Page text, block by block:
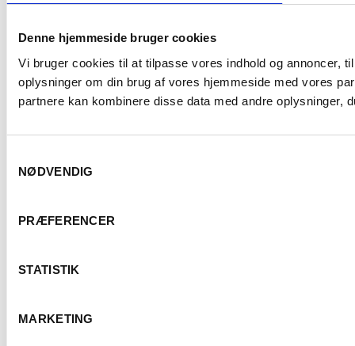
Denne hjemmeside bruger cookies
Vi bruger cookies til at tilpasse vores indhold og annoncer,
oplysninger om din brug af vores hjemmeside med vores
partnere kan kombinere disse data med andre oplysninger,
NØDVENDIG
PRÆFERENCER
STATISTIK
MARKETING